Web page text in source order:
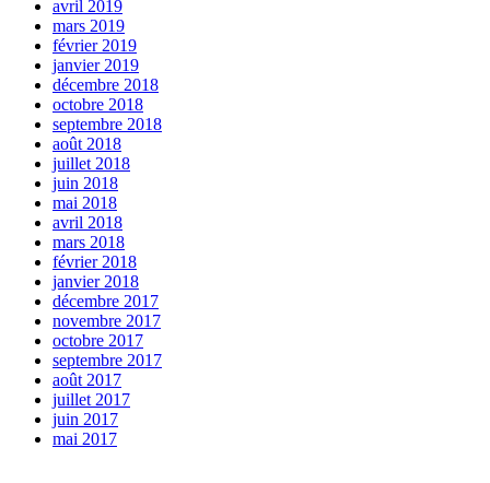
avril 2019
mars 2019
février 2019
janvier 2019
décembre 2018
octobre 2018
septembre 2018
août 2018
juillet 2018
juin 2018
mai 2018
avril 2018
mars 2018
février 2018
janvier 2018
décembre 2017
novembre 2017
octobre 2017
septembre 2017
août 2017
juillet 2017
juin 2017
mai 2017